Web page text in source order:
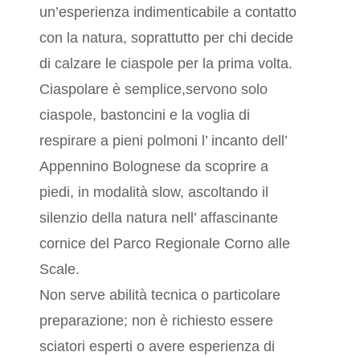
un’esperienza indimenticabile a contatto
con la natura, soprattutto per chi decide
di calzare le ciaspole per la prima volta.
Ciaspolare è semplice,servono solo
ciaspole, bastoncini e la voglia di
respirare a pieni polmoni l’ incanto dell’
Appennino Bolognese da scoprire a
piedi, in modalità slow, ascoltando il
silenzio della natura nell’ affascinante
cornice del Parco Regionale Corno alle
Scale.
Non serve abilità tecnica o particolare
preparazione; non è richiesto essere
sciatori esperti o avere esperienza di